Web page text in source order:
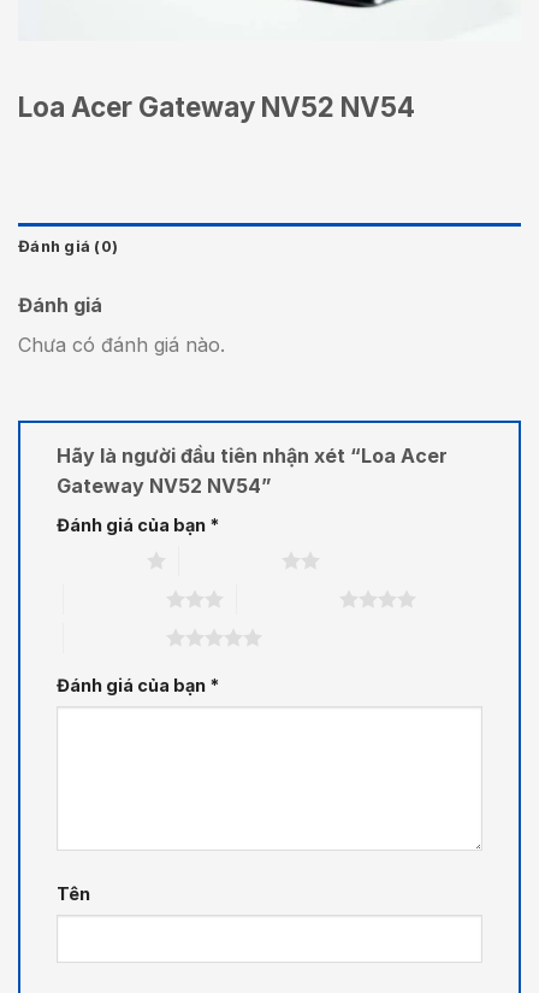
Loa Acer Gateway NV52 NV54
Đánh giá (0)
Đánh giá
Chưa có đánh giá nào.
Hãy là người đầu tiên nhận xét “Loa Acer
Gateway NV52 NV54”
Đánh giá của bạn *
Đánh giá của bạn *
Tên